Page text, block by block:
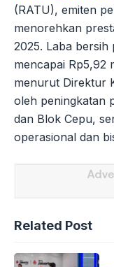
(RATU), emiten
menorehkan
2025. Laba
mencapai Rp5,92
menurut Direktur
oleh peningkatan
dan Blok Cepu,
operasional dan
Related Post